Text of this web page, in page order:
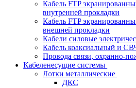
Кабель FTP
внутренней прокладки
Кабель FTP
внешней прокладки
Кабели силовые
Кабель коаксиальный и
Провода связи, охранно-
Кабеленесущие системы
Лотки металлические
ДКС